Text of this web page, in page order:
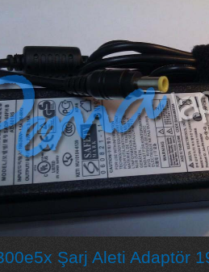
Şarj Aleti Adaptör